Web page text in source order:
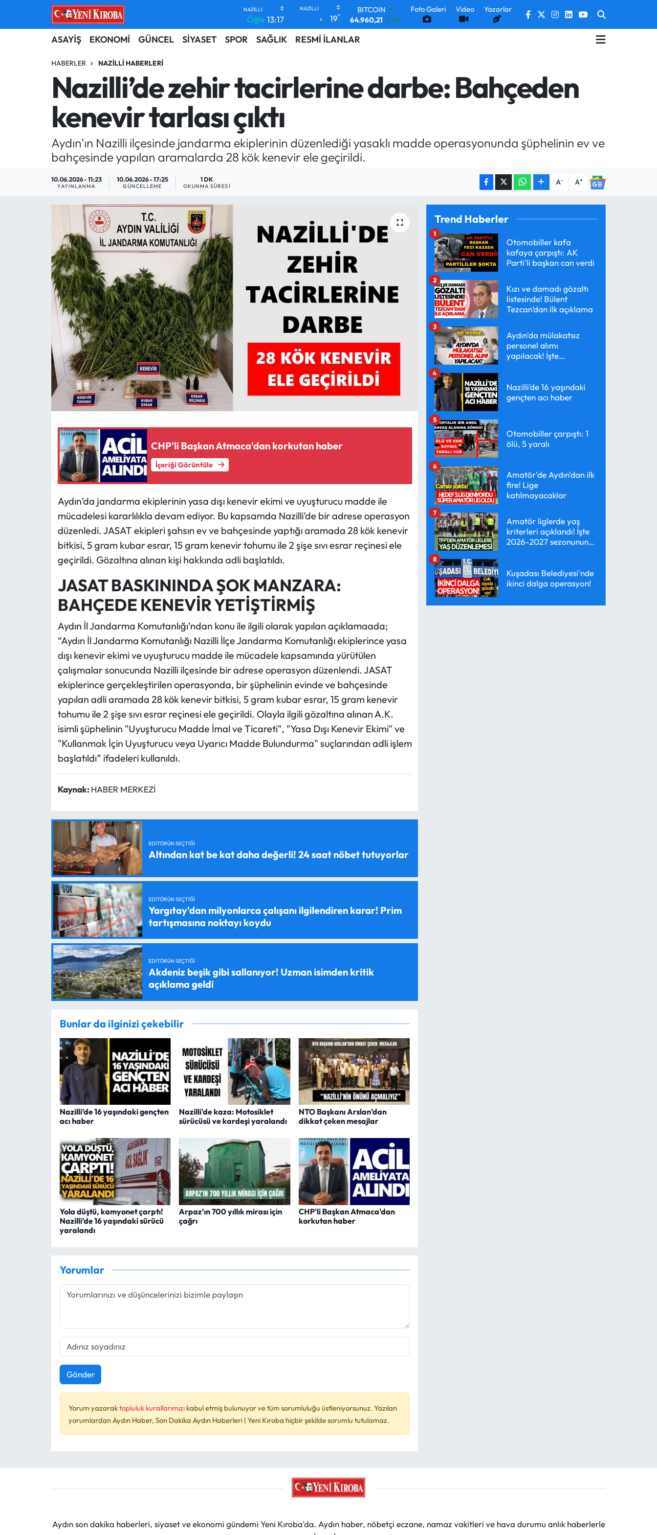
Öğle13:17 19°
64.960,21
0.87
DOLAR
47,7436 0.18
GRAM ALTIN
6660.55 0.03
BİST100
Foto Galeri Video Yazarlar
ASAYİŞ EKONOMİ GÜNCEL SİYASET SPOR SAĞLIK RESMİ İLANLAR
HABERLER NAZILLI HABERLERI
Nazilli’de zehir tacirlerine darbe: Bahçeden
kenevir tarlası çıktı
Aydın’ın Nazilli ilçesinde jandarma ekiplerinin düzenlediği yasaklı madde operasyonunda şüphelinin ev ve
bahçesinde yapılan aramalarda 28 kök kenevir ele geçirildi.
10.06.2026 - 11:23
YAYINLANMA
10.06.2026 - 17:25
GÜNCELLEME
1 DK
OKUNMA SÜRESI A- A+
CHP'li Başkan Atmaca'dan korkutan haber
İçeriği Görüntüle
Aydın’da jandarma ekiplerinin yasa dışı kenevir ekimi ve uyuşturucu madde ile
mücadelesi kararlılıkla devam ediyor. Bu kapsamda Nazilli’de bir adrese operasyon
düzenledi. JASAT ekipleri şahsın ev ve bahçesinde yaptığı aramada 28 kök kenevir
bitkisi, 5 gram kubar esrar, 15 gram kenevir tohumu ile 2 şişe sıvı esrar reçinesi ele
geçirildi. Gözaltına alınan kişi hakkında adli başlatıldı.
JASAT BASKININDA ŞOK MANZARA:
BAHÇEDE KENEVİR YETİŞTİRMİŞ
Aydın İl Jandarma Komutanlığı’ndan konu ile ilgili olarak yapılan açıklamaada;
“Aydın İl Jandarma Komutanlığı Nazilli İlçe Jandarma Komutanlığı ekiplerince yasa
dışı kenevir ekimi ve uyuşturucu madde ile mücadele kapsamında yürütülen
çalışmalar sonucunda Nazilli ilçesinde bir adrese operasyon düzenlendi. JASAT
ekiplerince gerçekleştirilen operasyonda, bir şüphelinin evinde ve bahçesinde
yapılan adli aramada 28 kök kenevir bitkisi, 5 gram kubar esrar, 15 gram kenevir
tohumu ile 2 şişe sıvı esrar reçinesi ele geçirildi. Olayla ilgili gözaltına alınan A.K.
isimli şüphelinin "Uyuşturucu Madde İmal ve Ticareti", "Yasa Dışı Kenevir Ekimi" ve
"Kullanmak İçin Uyuşturucu veya Uyarıcı Madde Bulundurma" suçlarından adli işlem
başlatıldı” ifadeleri kullanıldı.
Kaynak: HABER MERKEZİ
EDITÖRÜN SEÇTIĞI
Altından kat be kat daha değerli! 24 saat nöbet tutuyorlar
EDITÖRÜN SEÇTIĞI
Yargıtay'dan milyonlarca çalışanı ilgilendiren karar! Prim
tartışmasına noktayı koydu
EDITÖRÜN SEÇTIĞI
Akdeniz beşik gibi sallanıyor! Uzman isimden kritik
açıklama geldi
Bunlar da ilginizi çekebilir
Nazilli’de 16 yaşındaki gençten
acı haber
Nazilli'de kaza: Motosiklet
sürücüsü ve kardeşi yaralandı
NTO Başkanı Arslan’dan
dikkat çeken mesajlar
Yola düştü, kamyonet çarptı!
Nazilli’de 16 yaşındaki sürücü
yaralandı
Arpaz’ın 700 yıllık mirası için
çağrı
CHP'li Başkan Atmaca'dan
korkutan haber
Yorumlar
Gönder
Yorum yazaraktopluluk kurallarımızı kabul etmiş bulunuyor ve tüm sorumluluğu üstleniyorsunuz. Yazılan
yorumlardan Aydın Haber, Son Dakika Aydın Haberleri | Yeni Kıroba hiçbir şekilde sorumlu tutulamaz.
Trend Haberler
Otomobiller kafa
kafaya çarpıştı: AK
Parti'li başkan can verdi
1
Kızı ve damadı gözaltı
listesinde! Bülent
Tezcan’dan ilk açıklama
2
Aydın'da mülakatsız
personel alımı
yapılacak! İşte
3
Nazilli’de 16 yaşındaki
gençten acı haber
4
Otomobiller çarpıştı: 1
ölü, 5 yaralı
5
Amatör'de Aydın'dan ilk
fire! Lige
katılmayacaklar
6
Amatör liglerde yaş
kriterleri açıklandı! İşte
2026-2027 sezonunun
7
Kuşadası Belediyesi'nde
ikinci dalga operasyon!
8
Aydın son dakika haberleri, siyaset ve ekonomi gündemi Yeni Kıroba'da. Aydın haber, nöbetçi eczane, namaz vakitleri ve hava durumu anlık haberlerle
ASAYİŞ
BİLİM-TEKNOLOJİ
EĞİTİM
EKONOMİ
GÜNCEL
MAGAZİN
SAĞLIK
SİYASET
TARIM
TURİZM
YAŞAM
RESMİ İLANLAR
HABER İLAN
Aydın Nöbetçi Eczaneler
Aydın Hava Durumu
Aydin Namaz Vakitleri
Aydın Trafik Yoğunluk Haritası
Süper Lig Puan Durumu ve Fikstür
Tüm Manşetler
Son Dakika Haberleri